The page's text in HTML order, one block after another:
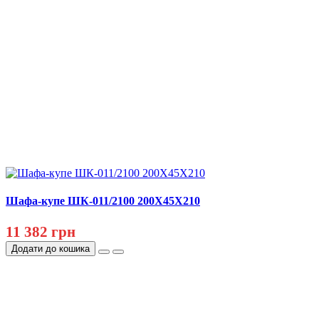
Шафа-купе ШК-011/2100 200Х45Х210
11 382 грн
Додати до кошика